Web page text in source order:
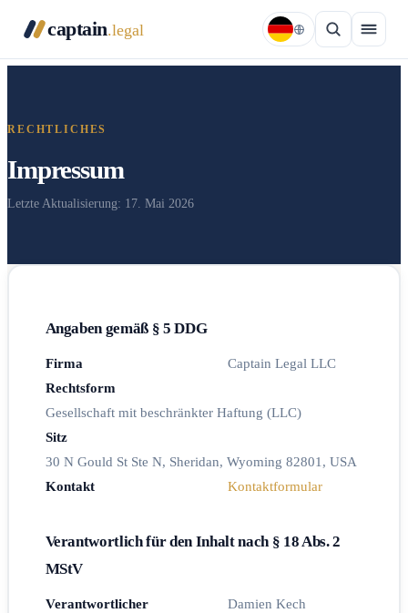
captain.legal
RECHTLICHES
Impressum
Letzte Aktualisierung: 17. Mai 2026
Angaben gemäß § 5 DDG
Firma
Captain Legal LLC
Rechtsform
Gesellschaft mit beschränkter Haftung (LLC)
Sitz
30 N Gould St Ste N, Sheridan, Wyoming 82801, USA
Kontakt
Kontaktformular
Verantwortlich für den Inhalt nach § 18 Abs. 2
MStV
Verantwortlicher
Damien Kech